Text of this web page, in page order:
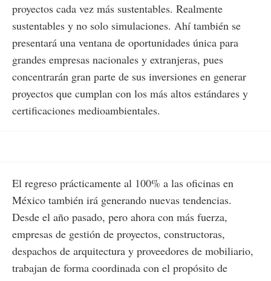
proyectos cada vez más sustentables. Realmente
sustentables y no solo simulaciones. Ahí también se
presentará una ventana de oportunidades única para
grandes empresas nacionales y extranjeras, pues
concentrarán gran parte de sus inversiones en generar
proyectos que cumplan con los más altos estándares y
certificaciones medioambientales.
El regreso prácticamente al 100% a las oficinas en
México también irá generando nuevas tendencias.
Desde el año pasado, pero ahora con más fuerza,
empresas de gestión de proyectos, constructoras,
despachos de arquitectura y proveedores de mobiliario,
trabajan de forma coordinada con el propósito de